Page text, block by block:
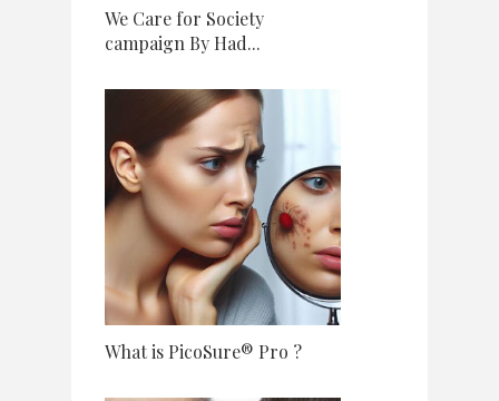
We Care for Society
campaign By Had...
What is PicoSure® Pro ?